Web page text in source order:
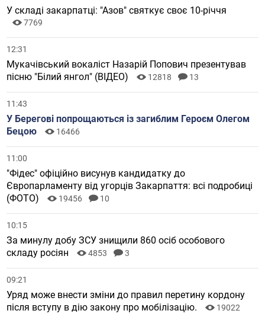
У складі закарпатці: "Азов" святкує своє 10-річчя
7769
12:31
Мукачівський вокаліст Назарій Попович презентував
пісню "Білий янгол" (ВІДЕО)
12818 13
11:43
У Берегові попрощаються із загиблим Героєм Олегом
Бецою
16466
11:00
"Фідес" офіційно висунув кандидатку до
Європарламенту від угорців Закарпаття: всі подробиці
(ФОТО)
19456 10
10:15
За минулу добу ЗСУ знищили 860 осіб особового
складу росіян
4853 3
09:21
Уряд може внести зміни до правил перетину кордону
після вступу в дію закону про мобілізацію.
19022